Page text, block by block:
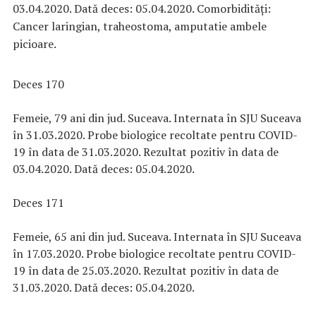
03.04.2020. Dată deces: 05.04.2020. Comorbidități:
Cancer laringian, traheostoma, amputatie ambele
picioare.
Deces 170
Femeie, 79 ani din jud. Suceava. Internata în SJU Suceava
în 31.03.2020. Probe biologice recoltate pentru COVID-
19 în data de 31.03.2020. Rezultat pozitiv în data de
03.04.2020. Dată deces: 05.04.2020.
Deces 171
Femeie, 65 ani din jud. Suceava. Internata în SJU Suceava
în 17.03.2020. Probe biologice recoltate pentru COVID-
19 în data de 25.03.2020. Rezultat pozitiv în data de
31.03.2020. Dată deces: 05.04.2020.